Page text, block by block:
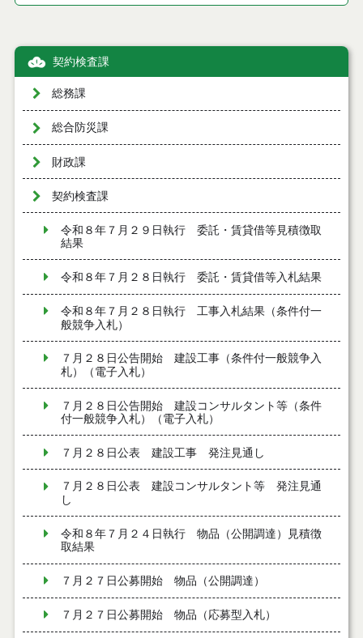
契約検査課
総務課
総合防災課
財政課
契約検査課
令和８年７月２９日執行 委託・賃貸借等見積徴取
結果
令和８年７月２８日執行 委託・賃貸借等入札結果
令和８年７月２８日執行 工事入札結果（条件付一
般競争入札）
７月２８日公告開始 建設工事（条件付一般競争入
札）（電子入札）
７月２８日公告開始 建設コンサルタント等（条件
付一般競争入札）（電子入札）
７月２８日公表 建設工事 発注見通し
７月２８日公表 建設コンサルタント等 発注見通
し
令和８年７月２４日執行 物品（公開調達）見積徴
取結果
７月２７日公募開始 物品（公開調達）
７月２７日公募開始 物品（応募型入札）